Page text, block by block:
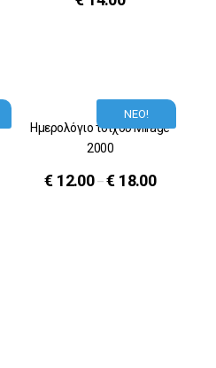
ΝΕΟ!
Ημερολόγιο τοίχου Mirage
2000
€ 12.00–€ 18.00